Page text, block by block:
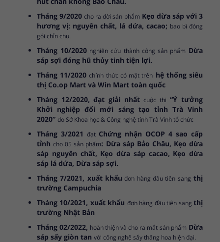
Tháng 9/2020cho ra đời sản phẩm Kẹo dừa sáp với 3
hương vị: nguyên chất, lá dứa, cacao; bao bì đóng
gói chỉn chu.
Tháng 10/2020 nghiên cứu thành công sản phẩm Dừa
sáp sợi đóng hũ thủy tinh tiện lợi.
Tháng 11/2020chính thức có mặt trên hệ thống siêu
thị Co.op Mart và Win Mart toàn quốc
Tháng 12/2020, đạt giải nhấtcuộc thi “Ý tưởng
Khởi nghiệp đổi mới sáng tạo tỉnh Trà Vinh
2020” do Sở Khoa học & Công nghệ tỉnh Trà Vinh tổ chức
Tháng 3/2021 đạt Chứng nhận OCOP 4 sao cấp
tỉnhcho 05 sản phẩm: Dừa sáp Bảo Châu, Kẹo dừa
sáp nguyên chất, Kẹo dừa sáp cacao, Kẹo dừa
sáp lá dứa, Dừa sáp sợi.
Tháng 7/2021, xuất khẩu đơn hàng đầu tiên sang thị
trường Campuchia
Tháng 10/2021, xuất khẩu đơn hàng đầu tiên sangthị
trường Nhật Bản
Tháng 02/2022, hoàn thiện và cho ra mắt sản phẩm Dừa
sáp sấy giòn tan với công nghệ sấy thăng hoa hiện đại.